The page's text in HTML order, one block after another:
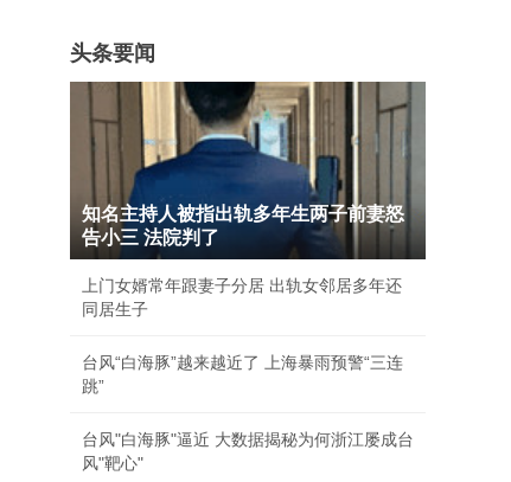
头条要闻
知名主持人被指出轨多年生两子前妻怒
告小三 法院判了
上门女婿常年跟妻子分居 出轨女邻居多年还
同居生子
台风“白海豚”越来越近了 上海暴雨预警“三连
跳”
台风"白海豚"逼近 大数据揭秘为何浙江屡成台
风"靶心"